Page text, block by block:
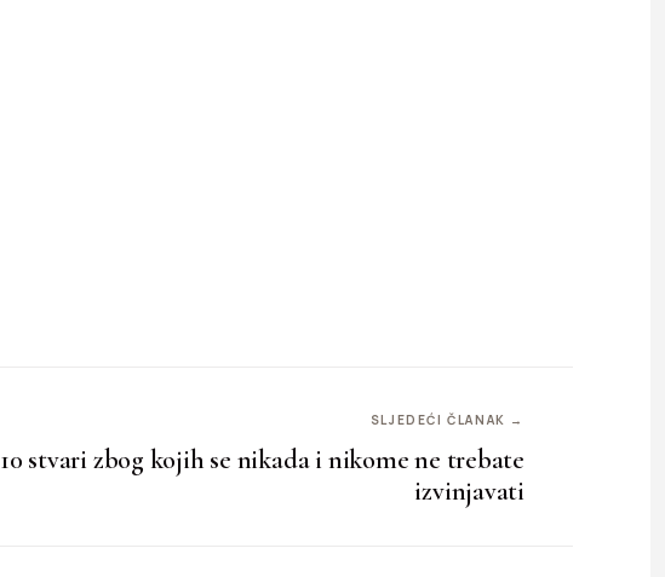
SLJEDEĆI ČLANAK →
10 stvari zbog kojih se nikada i nikome ne trebate
izvinjavati